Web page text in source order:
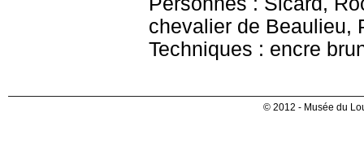
chevalier de Beaulieu,
Techniques : encre
© 2012 - Musée du